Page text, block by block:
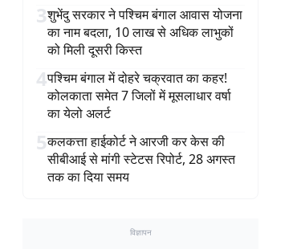
3शुभेंदु सरकार ने पश्चिम बंगाल आवास योजना
का नाम बदला, 10 लाख से अधिक लाभुकों
को मिली दूसरी किस्त
4पश्चिम बंगाल में दोहरे चक्रवात का कहर!
कोलकाता समेत 7 जिलों में मूसलाधार वर्षा
का येलो अलर्ट
5कलकत्ता हाईकोर्ट ने आरजी कर केस की
सीबीआई से मांगी स्टेटस रिपोर्ट, 28 अगस्त
तक का दिया समय
विज्ञापन